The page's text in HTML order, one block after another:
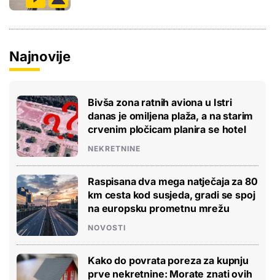
Najnovije
Bivša zona ratnih aviona u Istri
danas je omiljena plaža, a na starim
crvenim pločicam planira se hotel
NEKRETNINE
Raspisana dva mega natječaja za 80
km cesta kod susjeda, gradi se spoj
na europsku prometnu mrežu
NOVOSTI
Kako do povrata poreza za kupnju
prve nekretnine: Morate znati ovih